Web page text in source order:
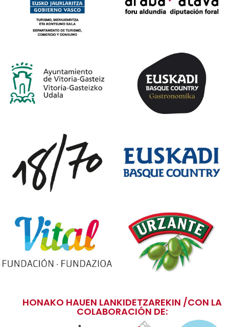
HONAKO HAUEN LANKIDETZAREKIN /CON LA
COLABORACIÓN DE: